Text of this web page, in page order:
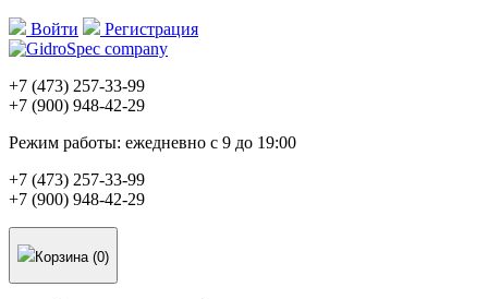
Войти Регистрация
+7 (473) 257-33-99
+7 (900) 948-42-29
Режим работы: ежедневно с 9 до 19:00
+7 (473) 257-33-99
+7 (900) 948-42-29
Корзина (0)